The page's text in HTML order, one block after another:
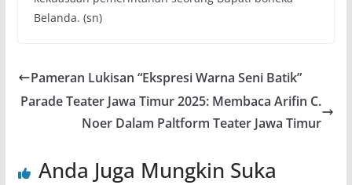
Belanda. (sn)
Pameran Lukisan “Ekspresi Warna Seni Batik”
Parade Teater Jawa Timur 2025: Membaca Arifin C.
Noer Dalam Paltform Teater Jawa Timur
Anda Juga Mungkin Suka